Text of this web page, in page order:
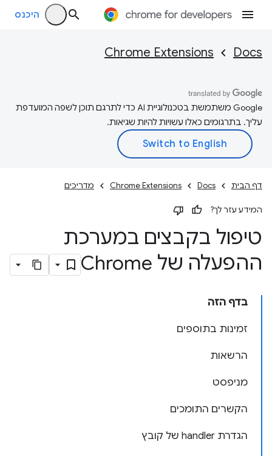
היכנס
Docs
Chrome Extensions
‫Google משתמשת בטכנולוגיית AI כדי לתרגם תוכן לשפה המועדפת
עליך. בתרגומים כאלו עשויות להיות שגיאות.
דף הבית Docs
Chrome Extensions מדריכים
המידע עזר לך?
טיפול בקבצים במערכת
ההפעלה של Chrome
בדף הזה
זמינות בתוספים
הרשאות
מניפסט
הקשרים התומכים
הגדרת handler של קובץ